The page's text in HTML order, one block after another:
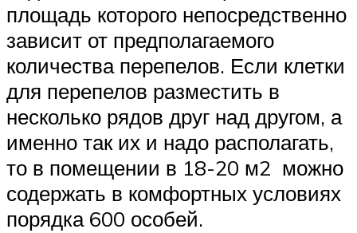
площадь которого непосредственно
зависит от предполагаемого
количества перепелов. Если клетки
для перепелов разместить в
несколько рядов друг над другом, а
именно так их и надо располагать,
то в помещении в 18-20 м2 можно
содержать в комфортных условиях
порядка 600 особей.